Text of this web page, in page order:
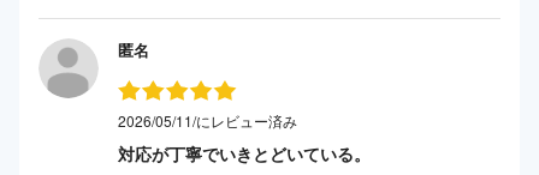
匿名
2026/05/11/にレビュー済み
対応が丁寧でいきとどいている。